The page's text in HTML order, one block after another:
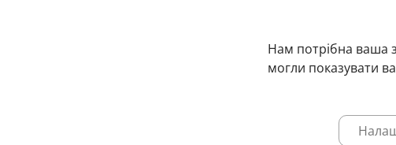
ICO - 180 01 581
DIC: CZ18001581
Нам потрібна ваша
могли показувати